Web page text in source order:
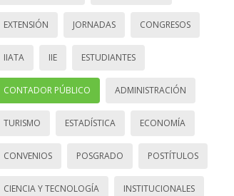
EXTENSIÓN JORNADAS CONGRESOS
IIATA IIE ESTUDIANTES
CONTADOR PÚBLICO ADMINISTRACIÓN
TURISMO ESTADÍSTICA ECONOMÍA
CONVENIOS POSGRADO POSTÍTULOS
CIENCIA Y TECNOLOGÍA INSTITUCIONALES